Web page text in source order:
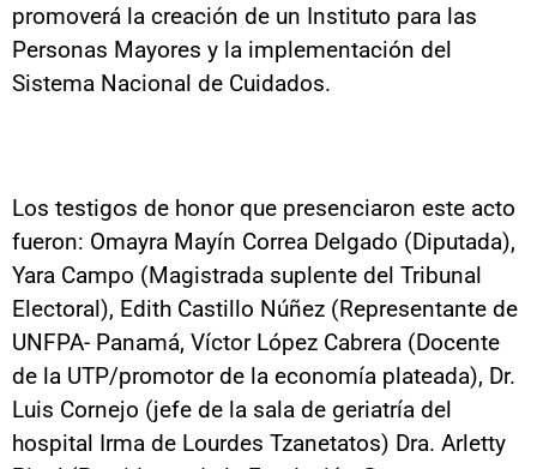
promoverá la creación de un Instituto para las
Personas Mayores y la implementación del
Sistema Nacional de Cuidados.
Los testigos de honor que presenciaron este acto
fueron: Omayra Mayín Correa Delgado (Diputada),
Yara Campo (Magistrada suplente del Tribunal
Electoral), Edith Castillo Núñez (Representante de
UNFPA- Panamá, Víctor López Cabrera (Docente
de la UTP/promotor de la economía plateada), Dr.
Luis Cornejo (jefe de la sala de geriatría del
hospital Irma de Lourdes Tzanetatos) Dra. Arletty